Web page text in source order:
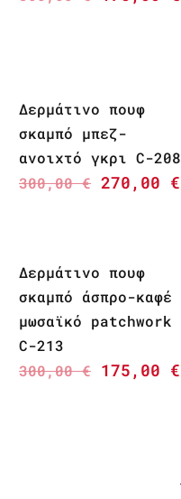
Δερμάτινο πουφ
σκαμπό μπεζ-
ανοιχτό γκρι C-208
300,00€ 270,00 €
Δερμάτινο πουφ
σκαμπό άσπρο-καφέ
μωσαϊκό patchwork
C-213
300,00€ 175,00 €